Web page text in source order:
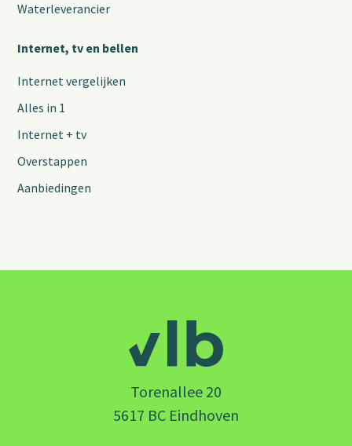
Waterleverancier
Internet, tv en bellen
Internet vergelijken
Alles in 1
Internet + tv
Overstappen
Aanbiedingen
Torenallee 20
5617 BC Eindhoven